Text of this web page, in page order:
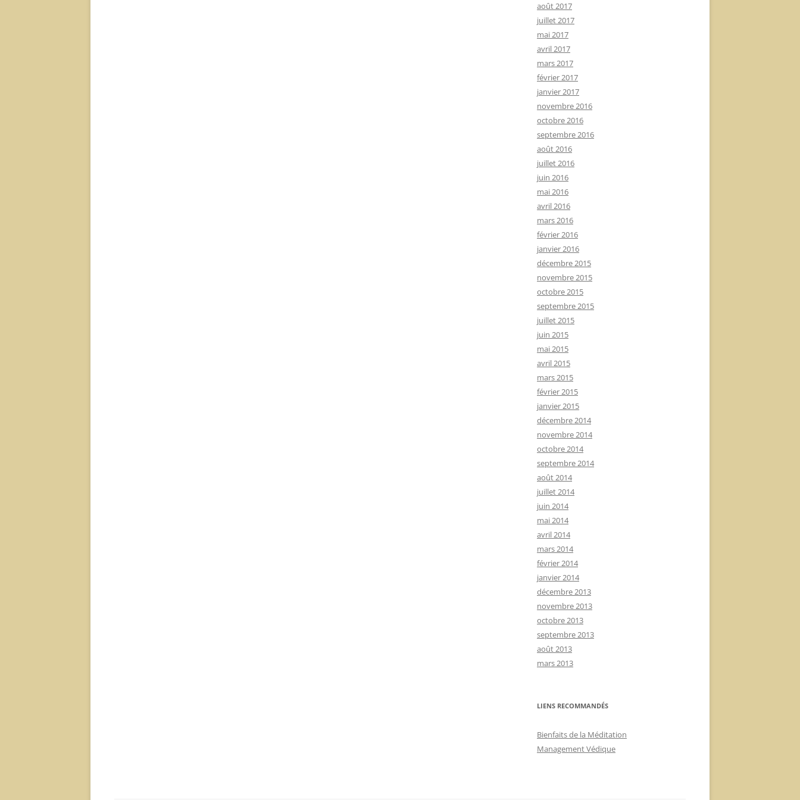
août 2017
juillet 2017
mai 2017
avril 2017
mars 2017
février 2017
janvier 2017
novembre 2016
octobre 2016
septembre 2016
août 2016
juillet 2016
juin 2016
mai 2016
avril 2016
mars 2016
février 2016
janvier 2016
décembre 2015
novembre 2015
octobre 2015
septembre 2015
juillet 2015
juin 2015
mai 2015
avril 2015
mars 2015
février 2015
janvier 2015
décembre 2014
novembre 2014
octobre 2014
septembre 2014
août 2014
juillet 2014
juin 2014
mai 2014
avril 2014
mars 2014
février 2014
janvier 2014
décembre 2013
novembre 2013
octobre 2013
septembre 2013
août 2013
mars 2013
LIENS RECOMMANDÉS
Bienfaits de la Méditation
Management Védique